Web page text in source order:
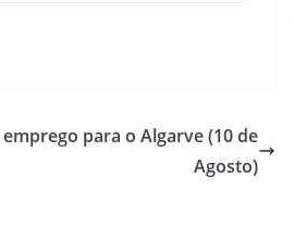
para o Algarve (10 de
Agosto)